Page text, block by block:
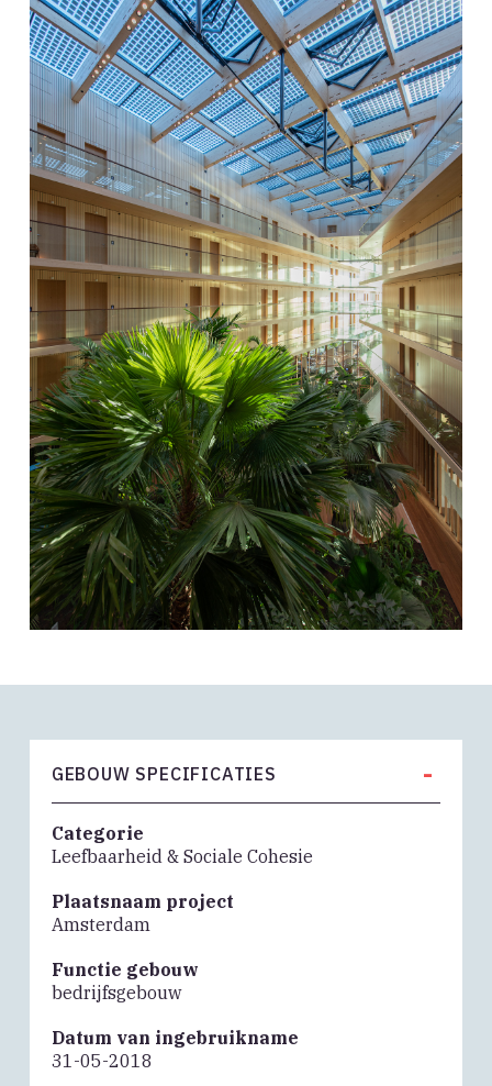
GEBOUW SPECIFICATIES -
Categorie
Leefbaarheid & Sociale Cohesie
Plaatsnaam project
Amsterdam
Functie gebouw
bedrijfsgebouw
Datum van ingebruikname
31-05-2018